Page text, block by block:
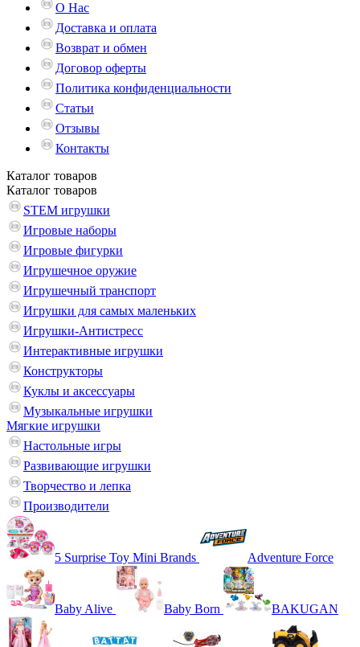
О Нас
Доставка и оплата
Возврат и обмен
Договор оферты
Политика конфиденциальности
Статьи
Отзывы
Контакты
Каталог товаров
Каталог товаров
STEM игрушки
Игровые наборы
Игровые фигурки
Игрушечное оружие
Игрушечный транспорт
Игрушки для самых маленьких
Игрушки-Антистресс
Интерактивные игрушки
Конструкторы
Куклы и аксессуары
Музыкальные игрушки
Мягкие игрушки
Настольные игры
Развивающие игрушки
Творчество и лепка
Производители
5 Surprise Toy Mini Brands Adventure Force
Baby Alive Baby Born BAKUGAN